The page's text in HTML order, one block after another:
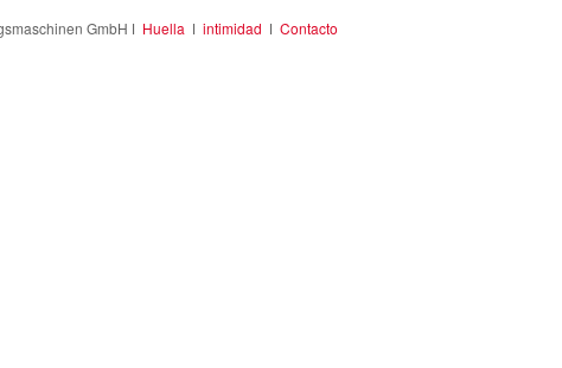
GmbH ǀ Huella ǀ intimidad ǀ Contacto